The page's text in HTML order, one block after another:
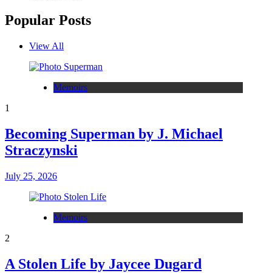
Popular Posts
View All
Memoirs
1
Becoming Superman by J. Michael
Straczynski
July 25, 2026
Memoirs
2
A Stolen Life by Jaycee Dugard